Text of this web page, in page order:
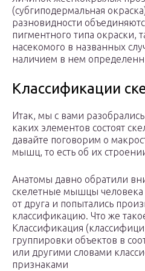
(субгиподермальная
разновидности
пигментного типа окраски,
насекомого в названных
наличием в нем
Классификации
Итак, мы с вами разобрались
каких элементов состоят
давайте поговорим о
мышц, то есть об их
Анатомы давно обратили
скелетные мышцы человека
от друга и попытались
классификацию. Что же
Классификация
группировки объектов в
или другими словами
признаками